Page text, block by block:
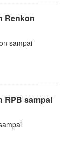
Renkon
sampai
RPB sampai